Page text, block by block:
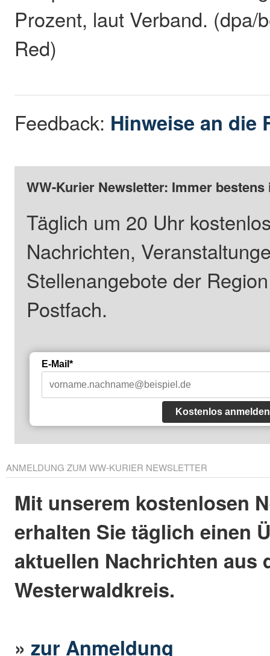
Prozent, laut Verband. (dpa/
Red)
Feedback: Hinweise an die
WW-Kurier Newsletter: Immer
Täglich um 20 Uhr
Nachrichten,
Stellenangebote der
Postfach.
E-Mail*
Kostenlos anmelden
ANMELDUNG ZUM WW-KURIER NEWSLETTER
Mit unserem kostenlosen
erhalten Sie täglich einen
aktuellen Nachrichten aus
Westerwaldkreis.
»zur Anmeldung